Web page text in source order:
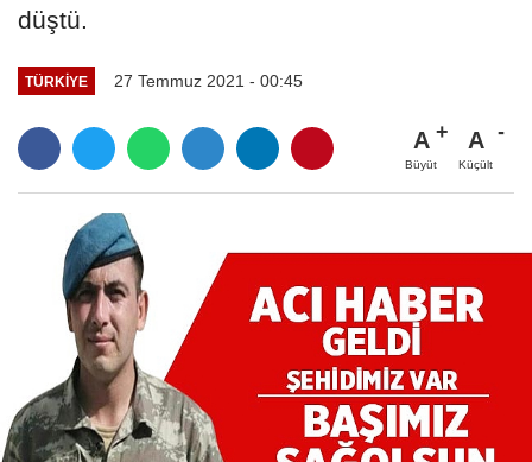
düştü.
TÜRKIYE 27 Temmuz 2021 - 00:45
A
Büyüt
A
Küçült